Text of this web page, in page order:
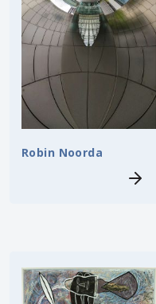
Robin Noorda